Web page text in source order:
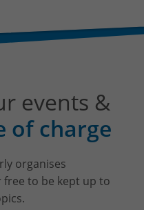
events &
of charge
organises
free to be kept up to